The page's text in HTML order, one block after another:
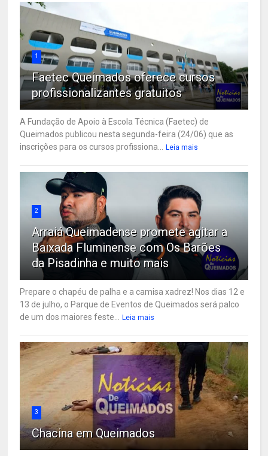
1
Faetec Queimados oferece cursos
profissionalizantes gratuitos
A Fundação de Apoio à Escola Técnica (Faetec) de
Queimados publicou nesta segunda-feira (24/06) que as
inscrições para os cursos profissiona...
Leia mais
2
Arraiá Queimadense promete agitar a
Baixada Fluminense com Os Barões
da Pisadinha e muito mais
Prepare o chapéu de palha e a camisa xadrez! Nos dias 12 e
13 de julho, o Parque de Eventos de Queimados será palco
de um dos maiores feste...
Leia mais
3
Chacina em Queimados